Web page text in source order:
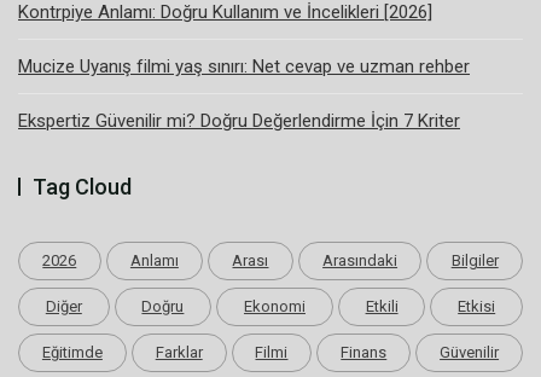
Kontrpiye Anlamı: Doğru Kullanım ve İncelikleri [2026]
Mucize Uyanış filmi yaş sınırı: Net cevap ve uzman rehber
Ekspertiz Güvenilir mi? Doğru Değerlendirme İçin 7 Kriter
Tag Cloud
2026 Anlamı Arası Arasındaki Bilgiler
Diğer Doğru Ekonomi Etkili Etkisi
Eğitimde Farklar Filmi Finans Güvenilir